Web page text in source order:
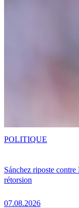
Sánchez riposte
rétorsion
07.08.2026
POLITIQUE